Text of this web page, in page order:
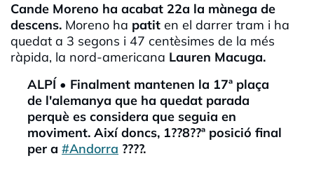
Cande Moreno ha acabat 22a la mànega de
descens. Moreno ha patit en el darrer tram i ha
quedat a 3 segons i 47 centèsimes de la més
ràpida, la nord-americana Lauren Macuga.
ALPÍ • Finalment mantenen la 17ª plaça
de l'alemanya que ha quedat parada
perquè es considera que seguia en
moviment. Així doncs, 1??8??ª posició final
per a #Andorra ????.